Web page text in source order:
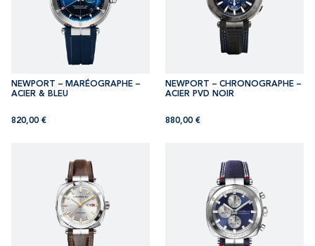
NEWPORT – MARÉOGRAPHE –
ACIER & BLEU
820,00 €
NEWPORT – CHRONOGRAPHE –
ACIER PVD NOIR
880,00 €